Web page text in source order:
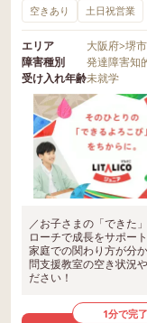
空きあり 土日祝営業
エリア 大阪府>堺市
障害種別
発達障害知
受け入れ年齢未就学
／お子さまの「できた
ローチで成長をサポー
家庭での関わり方が分
問支援教室の空き状況
ださい！
1分で完